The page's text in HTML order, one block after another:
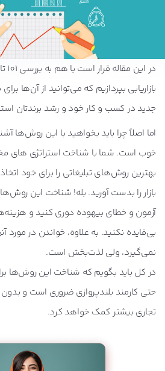
بازاریابی بپردازیم که می‌توانید از آن‌ها
جدید در کسب و کار خود و رشد برندتان
اما اصلاً چرا باید بخواهید با این
خوب است. شما با شناخت استراتژی های
بهترین روش‌های تبلیغاتی را برای خود
بازار را بدست آورید. بله! شناخت این
آزمون و خطای بیهوده دوری کنید و
بی‌فایده نکنید. به علاوه، خواندن در مورد
نمی‌گیرد، ولی لذت‌بخش است.
در کل باید بگویم که شناخت این روش‌ها
حتی کارمند بلندپروازی ضروری است و
تجاری بیشتر کمک خواهد کرد.